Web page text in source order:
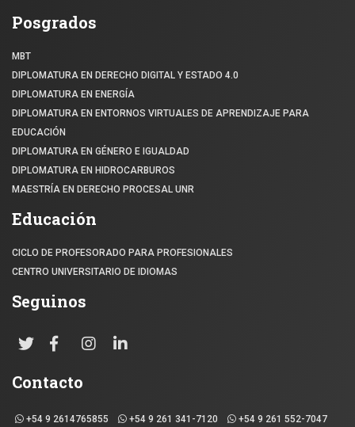
Posgrados
MBT
DIPLOMATURA EN DERECHO DIGITAL Y ESTADO 4.0
DIPLOMATURA EN ENERGÍA
DIPLOMATURA EN ENTORNOS VIRTUALES DE APRENDIZAJE PARA
EDUCACIÓN
DIPLOMATURA EN GÉNERO E IGUALDAD
DIPLOMATURA EN HIDROCARBUROS
MAESTRÍA EN DERECHO PROCESAL UNR
Educación
CICLO DE PROFESORADO PARA PROFESIONALES
CENTRO UNIVERSITARIO DE IDIOMAS
Seguinos
Contacto
+54 9 2614765855 +54 9 261 341-7120 +54 9 261 552-7047